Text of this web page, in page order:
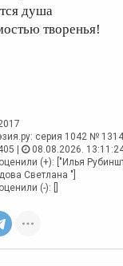
душа
творенья!
серия 1042 №
|
08.08.2026.
(+): ["Илья
Светлана "]
(-): []